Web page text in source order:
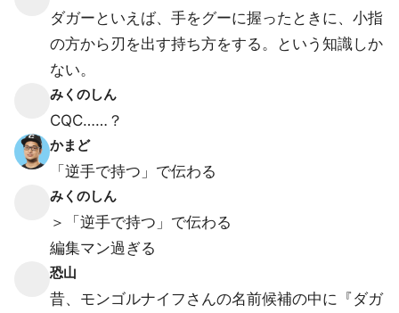
ダガーといえば、手をグーに握ったときに、小指
の方から刃を出す持ち方をする。という知識しか
ない。
みくのしん
CQC……？
かまど
「逆手で持つ」で伝わる
みくのしん
＞「逆手で持つ」で伝わる
編集マン過ぎる
恐山
昔、モンゴルナイフさんの名前候補の中に『ダガ